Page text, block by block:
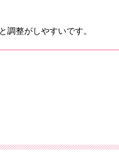
調整がしやすいです。